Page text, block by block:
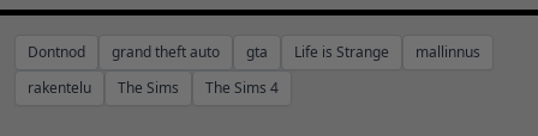
Dontnod grand theft auto gta Life is Strange
mallinnus
rakentelu
The Sims The Sims 4